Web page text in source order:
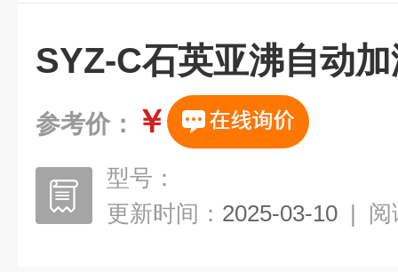
SYZ-C石英亚沸自动
参考价： ￥
型号：
更新时间： 2025-03-10 | 阅